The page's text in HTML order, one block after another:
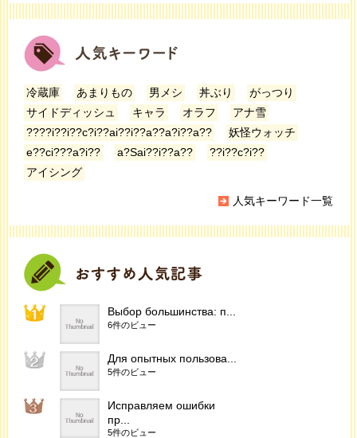
冷蔵庫 あまりもの 男メシ 丼ぶり
がっつり
サイドディッシュ
キャラ オラフ
アナ雪
????i??i??c?i??ai??i??a??a?i??a??
妖怪ウォッチ
e??ci???a?i??
a?Sai??i??a??
??i??c?i??
アイシング
人気キーワード一覧
Выбор большинства: п...
6件のビュー
Для опытных пользова...
5件のビュー
Исправляем ошибки
пр...
5件のビュー